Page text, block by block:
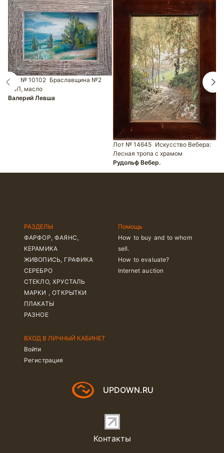
Лот № 10102 Браславщина №2
ДВП, масло
Валерий Левша
Лот № 14645 Искусство Вебера:
Лесная тропа с храмом
Рудольф Вебер.
РАЗДЕЛЫ
ФАРФОР, ФАЯНС,
КЕРАМИКА
ЖИВОПИСЬ, ГРАФИКА
СЕРЕБРО
СТЕКЛО, ХРУСТАЛЬ
МАРКИ , ОТКРЫТКИ
ПЛАКАТЫ
РАЗНОЕ
Помощь
How to buy and to whom
sell.
How to evaluate?
Internet auction
ВХОД В ЛИЧНЫЙ КАБИНЕТ
Войти
Регистрация
UPDOWN.RU
Контакты